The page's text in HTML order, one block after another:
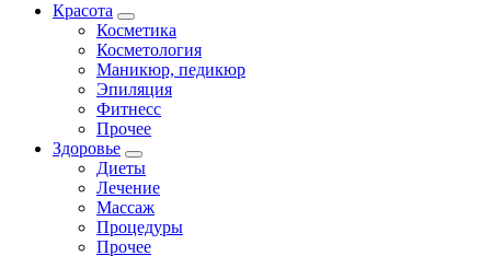
Красота
Косметика
Косметология
Маникюр, педикюр
Эпиляция
Фитнесс
Прочее
Здоровье
Диеты
Лечение
Массаж
Процедуры
Прочее